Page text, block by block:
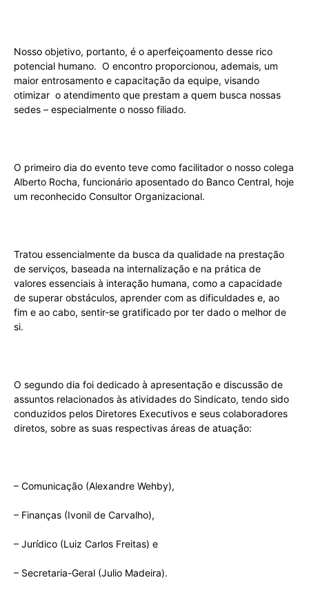
Nosso objetivo, portanto, é o aperfeiçoamento desse rico
potencial humano. O encontro proporcionou, ademais, um
maior entrosamento e capacitação da equipe, visando
otimizar o atendimento que prestam a quem busca nossas
sedes – especialmente o nosso filiado.
O primeiro dia do evento teve como facilitador o nosso colega
Alberto Rocha, funcionário aposentado do Banco Central, hoje
um reconhecido Consultor Organizacional.
Tratou essencialmente da busca da qualidade na prestação
de serviços, baseada na internalização e na prática de
valores essenciais à interação humana, como a capacidade
de superar obstáculos, aprender com as dificuldades e, ao
fim e ao cabo, sentir-se gratificado por ter dado o melhor de
si.
O segundo dia foi dedicado à apresentação e discussão de
assuntos relacionados às atividades do Sindicato, tendo sido
conduzidos pelos Diretores Executivos e seus colaboradores
diretos, sobre as suas respectivas áreas de atuação:
– Comunicação (Alexandre Wehby),
– Finanças (Ivonil de Carvalho),
– Jurídico (Luiz Carlos Freitas) e
– Secretaria-Geral (Julio Madeira).